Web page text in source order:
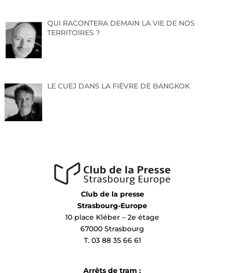
Contact et inscription
Sabrina Curto Laverny
QUI RACONTERA DEMAIN LA VIE DE NOS
TERRITOIRES ?
LE CUEJ DANS LA FIÈVRE DE BANGKOK
Club de la presse
Strasbourg-Europe
10 place Kléber – 2e étage
67000 Strasbourg
T. 03 88 35 66 61
Arrêts de tram :